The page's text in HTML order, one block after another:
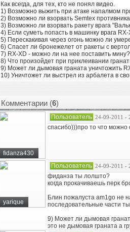
Как всегда, для тех, кто не понял видео.
1) Возможно выжить при атаке напалмом
2) Возможно ли взорвать Semtex
3) Возможно ли взорвать ракету врага
4) Если суметь попасть в машинку врага
5) Перескакивая через огонь можно ли
6) Спасет ли бронежелет от ракеты с
7) RX-XD - можно ли на нее поставить мину?
8) Что произойдет при приклеивании
9) Может ли дымовая граната уничтожить
10) Уничтожет ли выстрел из арбалета в
Комментарии (6)
fidanza430
Пользователь 24-09-2011 -
спасибо)))про то что можно
yarique
Пользователь 24-09-2011 -
фиданза ты лолшто?
когда прокачиваешь перк
Блин пожалуста am1go не
последовательные части
9) Может ли дымовая
это не дымовая граната а